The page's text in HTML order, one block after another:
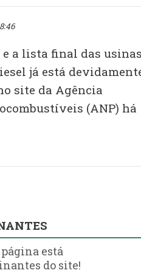
a lista final das usinas
já está
site da Agência
(ANP) há
está
do site!